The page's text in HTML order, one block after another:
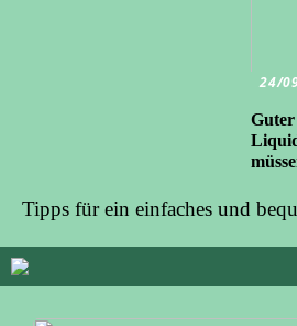
24/
Guter
Tipps für ein einfaches und